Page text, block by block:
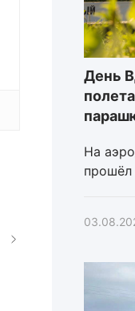
День
На
прошёл